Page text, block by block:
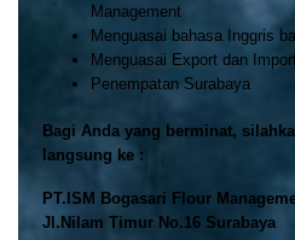
Management
Menguasai bahasa Inggris
Menguasai Export dan Import
Penempatan Surabaya
Bagi Anda yang berminat,
langsung ke :
PT.ISM Bogasari Flour
Jl.Nilam Timur No.16 Surabaya